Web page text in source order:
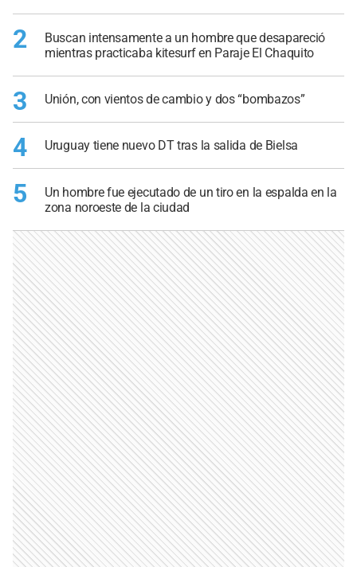
2
Buscan intensamente a un hombre que desapareció
mientras practicaba kitesurf en Paraje El Chaquito
3 Unión, con vientos de cambio y dos “bombazos”
4 Uruguay tiene nuevo DT tras la salida de Bielsa
5
Un hombre fue ejecutado de un tiro en la espalda en la
zona noroeste de la ciudad